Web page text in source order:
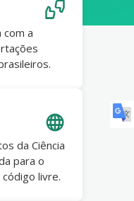
com a
da Ciência
para o
livre.